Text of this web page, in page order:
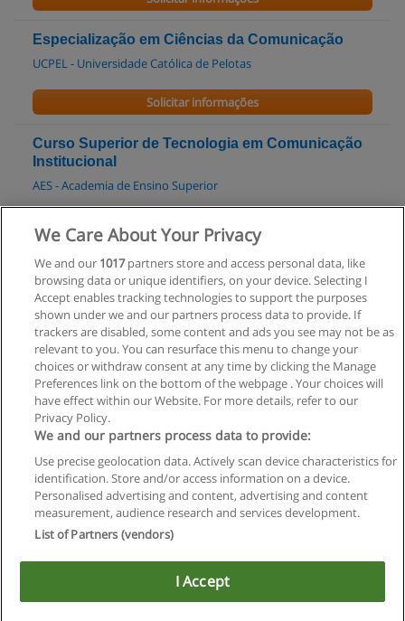
Especialização em Ciências da Comunicação
UCPEL - Universidade Católica de Pelotas
Solicitar informações
Curso Superior de Tecnologia em Comunicação
Institucional
AES - Academia de Ensino Superior
Solicitar informações
Graduação em Jornalismo
Ceunsp - Centro Universitário Nossa Senhora do Patrocínio
Solicitar informações
Regras de uso
Privacidade de dados
Entrar em contato com Educaedu
Copyright © Educaedu Business S.L. - CIF : B-95610580: -
We Care About Your Privacy
We and our 1017partners store and access personal data, like
browsing data or unique identifiers, on your device. Selecting I
Accept enables tracking technologies to support the purposes
shown under we and our partners process data to provide. If
trackers are disabled, some content and ads you see may not be as
relevant to you. You can resurface this menu to change your
choices or withdraw consent at any time by clicking the Manage
Preferences link on the bottom of the webpage . Your choices will
have effect within our Website. For more details, refer to our
Privacy Policy.
We and our partners process data to provide:
Use precise geolocation data. Actively scan device characteristics for
identification. Store and/or access information on a device.
Personalised advertising and content, advertising and content
measurement, audience research and services development.
List of Partners (vendors)
I Accept